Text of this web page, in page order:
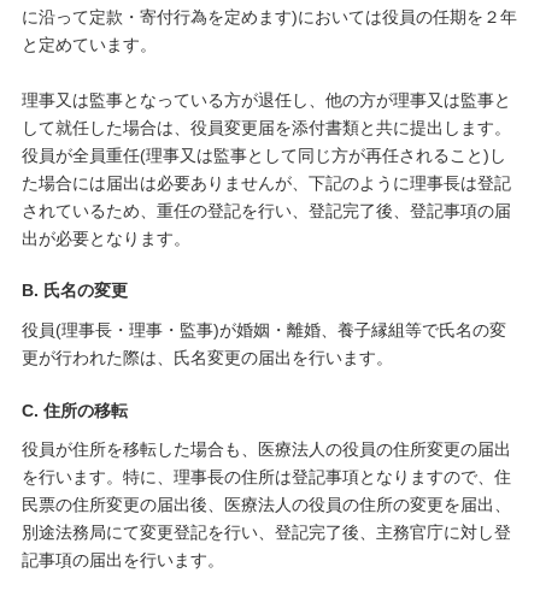
に沿って定款・寄付行為を定めます)においては役員の任期を２年
と定めています。
理事又は監事となっている方が退任し、他の方が理事又は監事と
して就任した場合は、役員変更届を添付書類と共に提出します。
役員が全員重任(理事又は監事として同じ方が再任されること)し
た場合には届出は必要ありませんが、下記のように理事長は登記
されているため、重任の登記を行い、登記完了後、登記事項の届
出が必要となります。
B. 氏名の変更
役員(理事長・理事・監事)が婚姻・離婚、養子縁組等で氏名の変
更が行われた際は、氏名変更の届出を行います。
C. 住所の移転
役員が住所を移転した場合も、医療法人の役員の住所変更の届出
を行います。特に、理事長の住所は登記事項となりますので、住
民票の住所変更の届出後、医療法人の役員の住所の変更を届出、
別途法務局にて変更登記を行い、登記完了後、主務官庁に対し登
記事項の届出を行います。